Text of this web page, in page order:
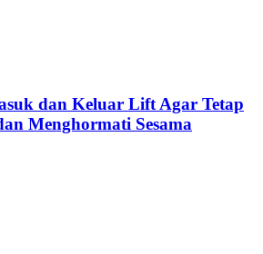
dan Keluar Lift Agar Tetap
Menghormati Sesama